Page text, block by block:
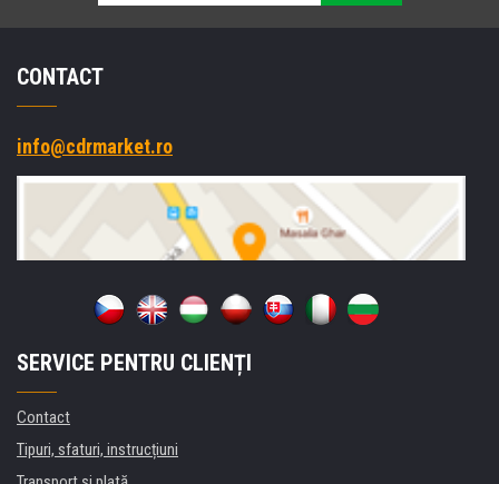
CONTACT
info@cdrmarket.ro
SERVICE PENTRU CLIENȚI
Contact
Tipuri, sfaturi, instrucțiuni